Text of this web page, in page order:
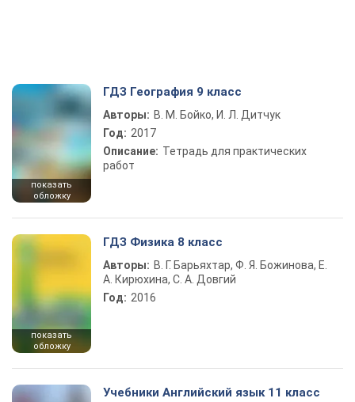
показать
обложку
ГДЗ География 9 класс
Авторы: В. М. Бойко, И. Л. Дитчук
Год: 2017
Описание: Тетрадь для практических
работ
показать
обложку
ГДЗ Физика 8 класс
Авторы: В. Г. Барьяхтар, Ф. Я. Божинова, Е.
А. Кирюхина, С. А. Довгий
Год: 2016
Учебники Английский язык 11 класс